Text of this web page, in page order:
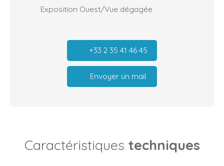
Exposition Ouest/Vue dégagée
+33 2 35 41 46 45
Envoyer un mail
Caractéristiques techniques